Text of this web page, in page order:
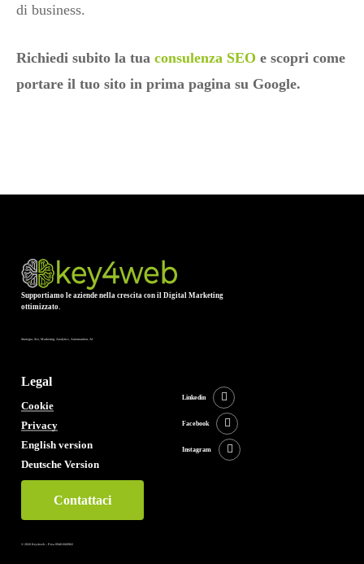
di business.
Richiedi subito la tua consulenza SEO e scopri come
portare il tuo sito in prima pagina su Google.
Supportiamo le aziende nella crescita con il Digital Marketing
ottimizzato.
Strategia, Seo, Marketing, Analytics, Automantion, AI
Legal
Cookie
Privacy
English version
Deutsche Version
Linkedin
Facebook
Instagram
Contattaci
© 2026 Key4web – P.iva 09461660962